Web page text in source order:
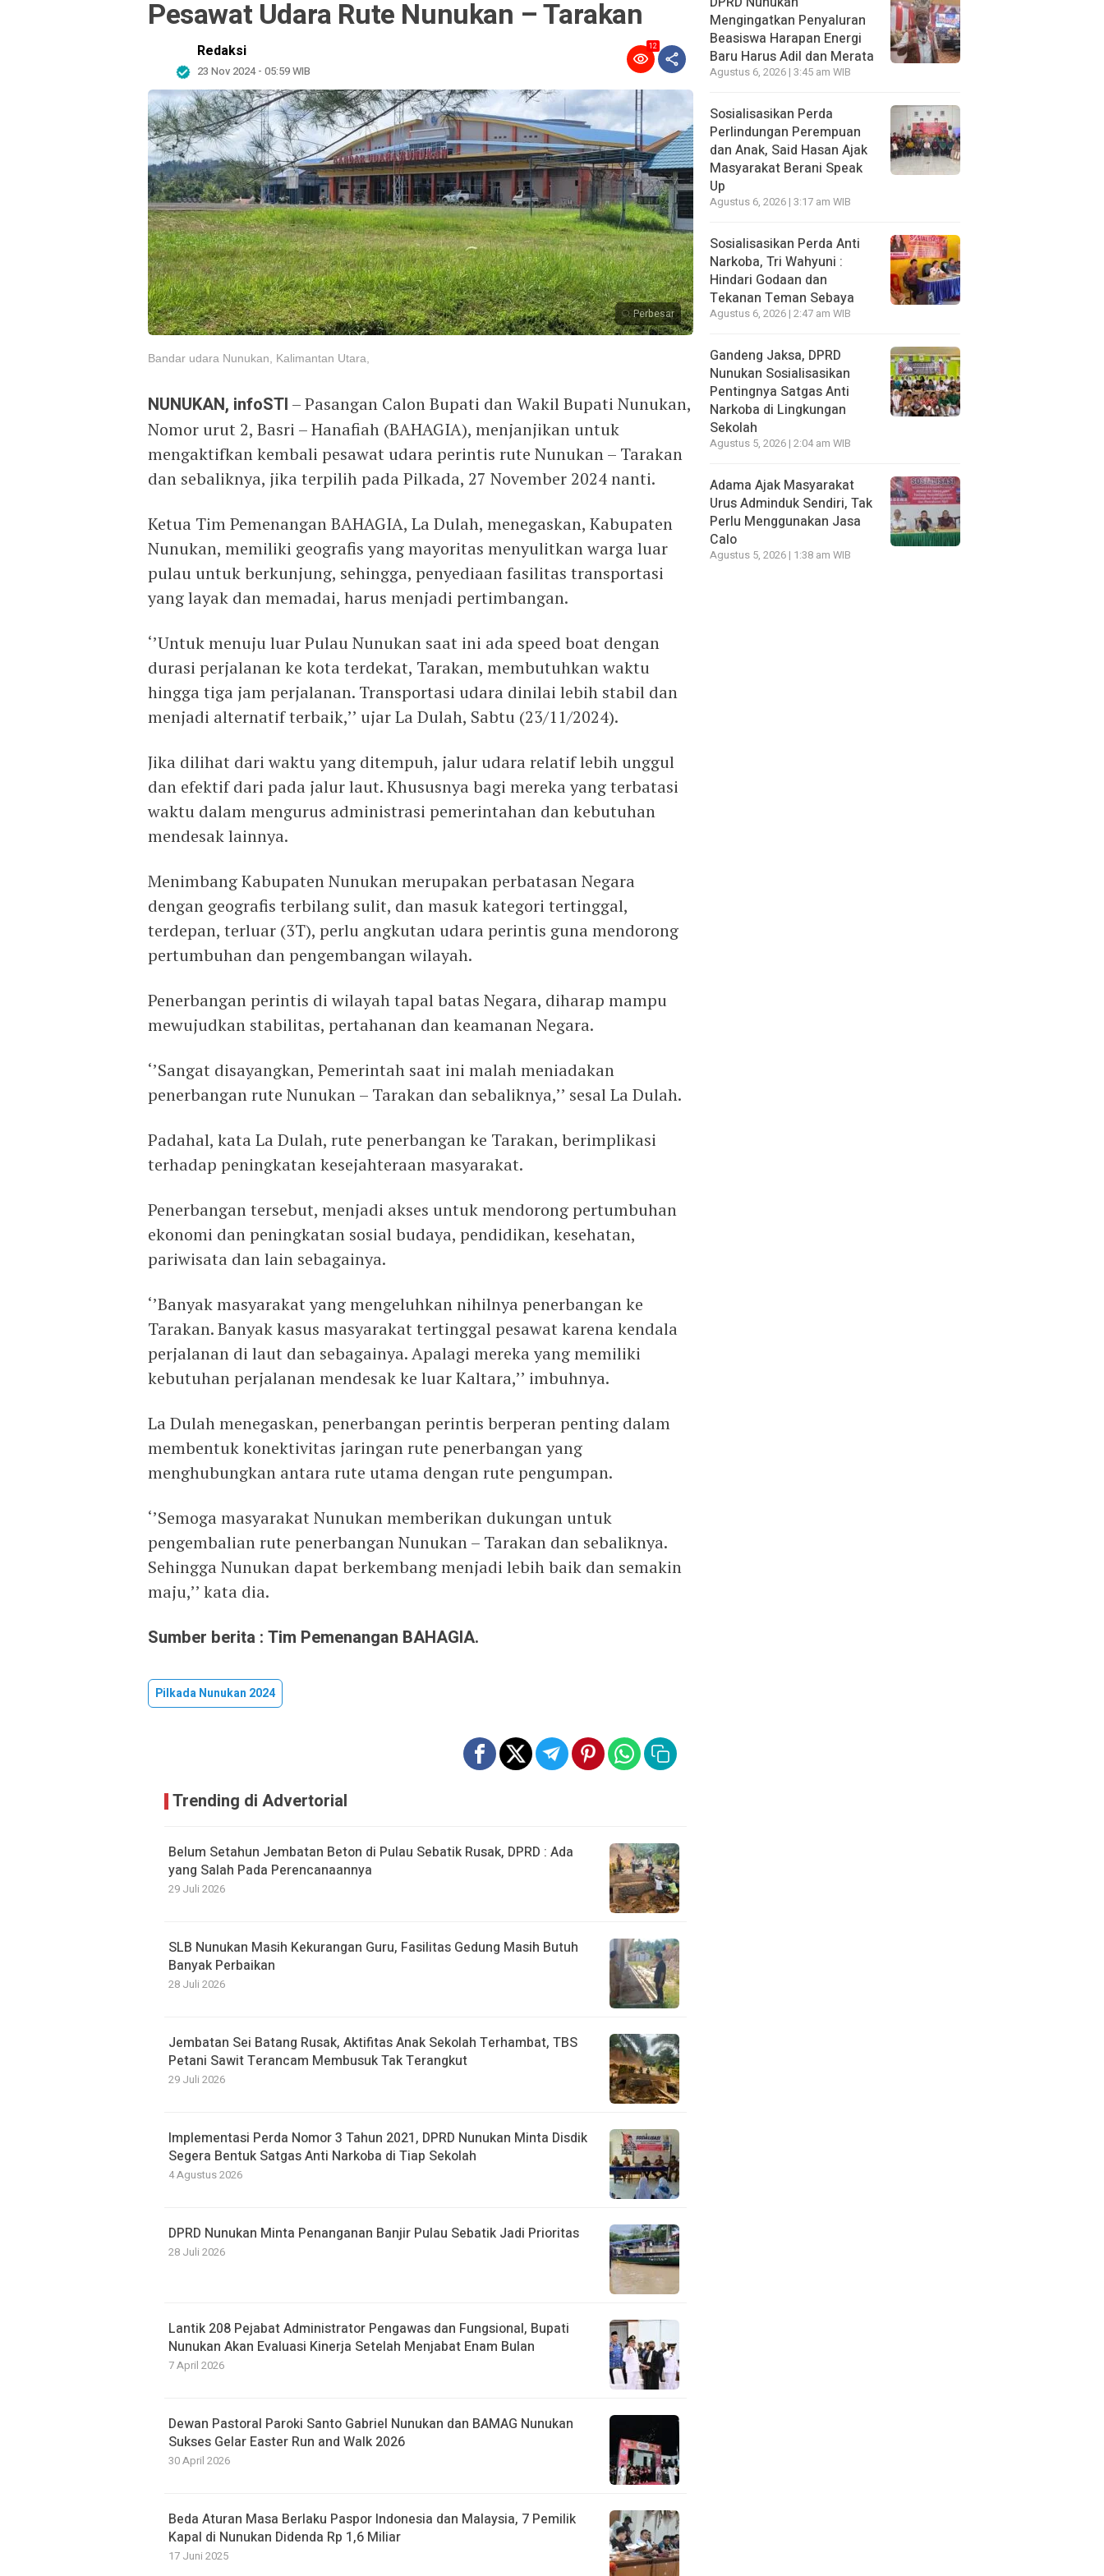
Pesawat Udara Rute Nunukan – Tarakan
Redaksi
23 Nov 2024 - 05:59 WIB
12
Perbesar
Bandar udara Nunukan, Kalimantan Utara,
NUNUKAN, infoSTI – Pasangan Calon Bupati dan Wakil Bupati Nunukan,
Nomor urut 2, Basri – Hanafiah (BAHAGIA), menjanjikan untuk
mengaktifkan kembali pesawat udara perintis rute Nunukan – Tarakan
dan sebaliknya, jika terpilih pada Pilkada, 27 November 2024 nanti.
Ketua Tim Pemenangan BAHAGIA, La Dulah, menegaskan, Kabupaten
Nunukan, memiliki geografis yang mayoritas menyulitkan warga luar
pulau untuk berkunjung, sehingga, penyediaan fasilitas transportasi
yang layak dan memadai, harus menjadi pertimbangan.
‘’Untuk menuju luar Pulau Nunukan saat ini ada speed boat dengan
durasi perjalanan ke kota terdekat, Tarakan, membutuhkan waktu
hingga tiga jam perjalanan. Transportasi udara dinilai lebih stabil dan
menjadi alternatif terbaik,’’ ujar La Dulah, Sabtu (23/11/2024).
Jika dilihat dari waktu yang ditempuh, jalur udara relatif lebih unggul
dan efektif dari pada jalur laut. Khususnya bagi mereka yang terbatasi
waktu dalam mengurus administrasi pemerintahan dan kebutuhan
mendesak lainnya.
Menimbang Kabupaten Nunukan merupakan perbatasan Negara
dengan geografis terbilang sulit, dan masuk kategori tertinggal,
terdepan, terluar (3T), perlu angkutan udara perintis guna mendorong
pertumbuhan dan pengembangan wilayah.
Penerbangan perintis di wilayah tapal batas Negara, diharap mampu
mewujudkan stabilitas, pertahanan dan keamanan Negara.
‘’Sangat disayangkan, Pemerintah saat ini malah meniadakan
penerbangan rute Nunukan – Tarakan dan sebaliknya,’’ sesal La Dulah.
Padahal, kata La Dulah, rute penerbangan ke Tarakan, berimplikasi
terhadap peningkatan kesejahteraan masyarakat.
Penerbangan tersebut, menjadi akses untuk mendorong pertumbuhan
ekonomi dan peningkatan sosial budaya, pendidikan, kesehatan,
pariwisata dan lain sebagainya.
‘’Banyak masyarakat yang mengeluhkan nihilnya penerbangan ke
Tarakan. Banyak kasus masyarakat tertinggal pesawat karena kendala
perjalanan di laut dan sebagainya. Apalagi mereka yang memiliki
kebutuhan perjalanan mendesak ke luar Kaltara,’’ imbuhnya.
La Dulah menegaskan, penerbangan perintis berperan penting dalam
membentuk konektivitas jaringan rute penerbangan yang
menghubungkan antara rute utama dengan rute pengumpan.
‘’Semoga masyarakat Nunukan memberikan dukungan untuk
pengembalian rute penerbangan Nunukan – Tarakan dan sebaliknya.
Sehingga Nunukan dapat berkembang menjadi lebih baik dan semakin
maju,’’ kata dia.
Sumber berita : Tim Pemenangan BAHAGIA.
Pilkada Nunukan 2024
Trending di Advertorial
Belum Setahun Jembatan Beton di Pulau Sebatik Rusak, DPRD : Ada
yang Salah Pada Perencanaannya
29 Juli 2026
SLB Nunukan Masih Kekurangan Guru, Fasilitas Gedung Masih Butuh
Banyak Perbaikan
28 Juli 2026
Jembatan Sei Batang Rusak, Aktifitas Anak Sekolah Terhambat, TBS
Petani Sawit Terancam Membusuk Tak Terangkut
29 Juli 2026
Implementasi Perda Nomor 3 Tahun 2021, DPRD Nunukan Minta Disdik
Segera Bentuk Satgas Anti Narkoba di Tiap Sekolah
4 Agustus 2026
DPRD Nunukan Minta Penanganan Banjir Pulau Sebatik Jadi Prioritas
28 Juli 2026
Lantik 208 Pejabat Administrator Pengawas dan Fungsional, Bupati
Nunukan Akan Evaluasi Kinerja Setelah Menjabat Enam Bulan
7 April 2026
Dewan Pastoral Paroki Santo Gabriel Nunukan dan BAMAG Nunukan
Sukses Gelar Easter Run and Walk 2026
30 April 2026
Beda Aturan Masa Berlaku Paspor Indonesia dan Malaysia, 7 Pemilik
Kapal di Nunukan Didenda Rp 1,6 Miliar
17 Juni 2025
Mengingatkan Penyaluran
Beasiswa Harapan Energi
Baru Harus Adil dan Merata
Agustus 6, 2026 | 3:45 am WIB
Sosialisasikan Perda
Perlindungan Perempuan
dan Anak, Said Hasan Ajak
Masyarakat Berani Speak
Up
Agustus 6, 2026 | 3:17 am WIB
Sosialisasikan Perda Anti
Narkoba, Tri Wahyuni :
Hindari Godaan dan
Tekanan Teman Sebaya
Agustus 6, 2026 | 2:47 am WIB
Gandeng Jaksa, DPRD
Nunukan Sosialisasikan
Pentingnya Satgas Anti
Narkoba di Lingkungan
Sekolah
Agustus 5, 2026 | 2:04 am WIB
Adama Ajak Masyarakat
Urus Adminduk Sendiri, Tak
Perlu Menggunakan Jasa
Calo
Agustus 5, 2026 | 1:38 am WIB